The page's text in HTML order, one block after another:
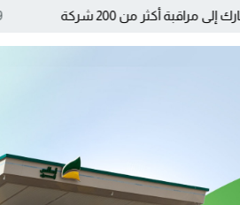
15:29 بعد شركة